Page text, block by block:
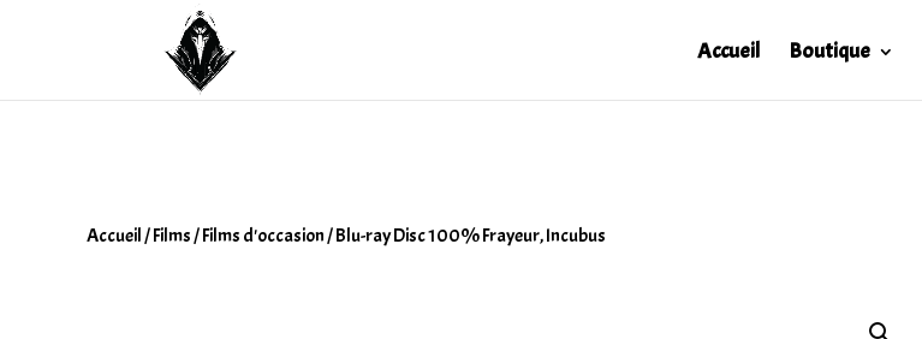
Accueil Boutique
Accueil/Films/Films d'occasion/ Blu-ray Disc 100% Frayeur, Incubus